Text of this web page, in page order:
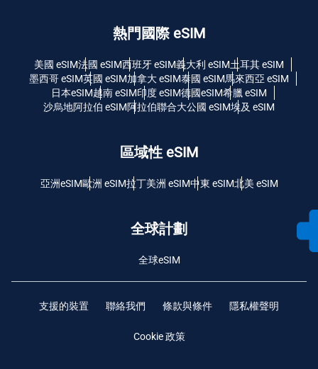
熱門國際 eSIM
美國 eSIM法國 eSIM西班牙 eSIM義大利 eSIM土耳其 eSIM
墨西哥 eSIM英國 eSIM加拿大 eSIM泰國 eSIM馬來西亞 eSIM
日本eSIM越南 eSIM印度 eSIM德國eSIM希臘 eSIM
沙烏地阿拉伯 eSIM阿拉伯聯合大公國 eSIM埃及 eSIM
區域性 eSIM
亞洲eSIM歐洲 eSIM拉丁美洲 eSIM中東 eSIM北美 eSIM
全球計劃
全球eSIM
支援的裝置 聯絡我們 條款與條件 隱私權聲明
Cookie 政策